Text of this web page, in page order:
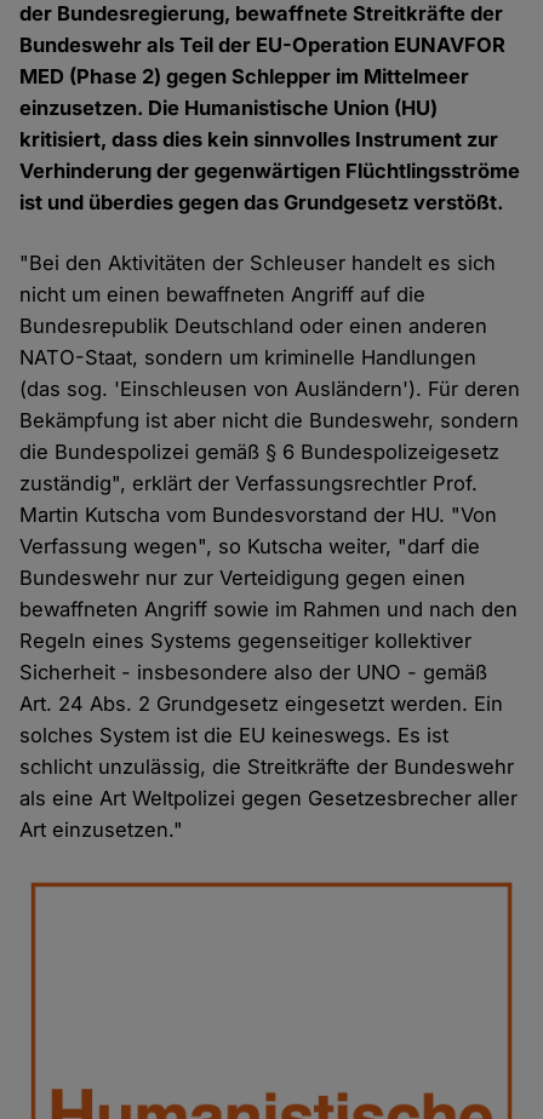
der Bundesregierung, bewaffnete Streitkräfte der
Bundeswehr als Teil der EU-Operation EUNAVFOR
MED (Phase 2) gegen Schlepper im Mittelmeer
einzusetzen. Die Humanistische Union (HU)
kritisiert, dass dies kein sinnvolles Instrument zur
Verhinderung der gegenwärtigen Flüchtlingsströme
ist und überdies gegen das Grundgesetz verstößt.
"Bei den Aktivitäten der Schleuser handelt es sich
nicht um einen bewaffneten Angriff auf die
Bundesrepublik Deutschland oder einen anderen
NATO-Staat, sondern um kriminelle Handlungen
(das sog. 'Einschleusen von Ausländern'). Für deren
Bekämpfung ist aber nicht die Bundeswehr, sondern
die Bundespolizei gemäß § 6 Bundespolizeigesetz
zuständig", erklärt der Verfassungsrechtler Prof.
Martin Kutscha vom Bundesvorstand der HU. "Von
Verfassung wegen", so Kutscha weiter, "darf die
Bundeswehr nur zur Verteidigung gegen einen
bewaffneten Angriff sowie im Rahmen und nach den
Regeln eines Systems gegenseitiger kollektiver
Sicherheit - insbesondere also der UNO - gemäß
Art. 24 Abs. 2 Grundgesetz eingesetzt werden. Ein
solches System ist die EU keineswegs. Es ist
schlicht unzulässig, die Streitkräfte der Bundeswehr
als eine Art Weltpolizei gegen Gesetzesbrecher aller
Art einzusetzen."